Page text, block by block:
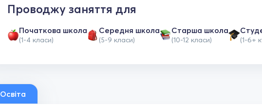
Проводжу заняття для
Початкова школа
(1-4 класи)
Середня школа
(5-9 класи)
Старша школа
(10-12 класи) (1-6+
Освіта